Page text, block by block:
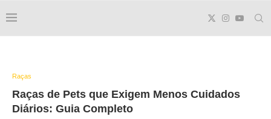
Raças
Raças de Pets que Exigem Menos Cuidados
Diários: Guia Completo